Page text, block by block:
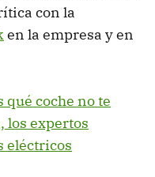
con la
en la empresa y en
qué coche no te
los expertos
eléctricos